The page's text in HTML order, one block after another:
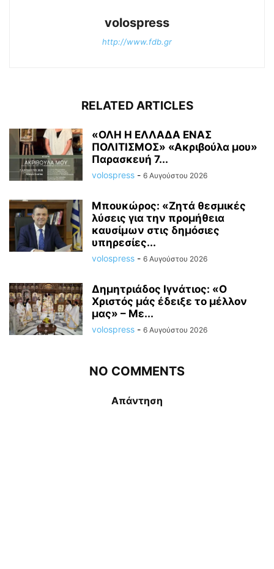
volospress
http://www.fdb.gr
RELATED ARTICLES
«ΟΛΗ Η ΕΛΛΑΔΑ ΕΝΑΣ
ΠΟΛΙΤΙΣΜΟΣ» «Ακριβούλα μου»
Παρασκευή 7...
volospress - 6 Αυγούστου 2026
Μπουκώρος: «Ζητά θεσμικές
λύσεις για την προμήθεια
καυσίμων στις δημόσιες
υπηρεσίες...
volospress - 6 Αυγούστου 2026
Δημητριάδος Ιγνάτιος: «Ο
Χριστός μάς έδειξε το μέλλον
μας» – Με...
volospress - 6 Αυγούστου 2026
NO COMMENTS
Απάντηση